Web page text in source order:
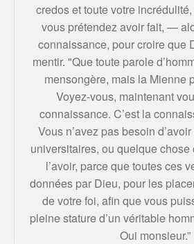
credos et toute votre
vous prétendez avoir fait, —
connaissance, pour croire que
mentir. "Que toute parole
mensongère, mais la Mienne
Voyez-vous, maintenant
connaissance. C’est la
Vous n’avez pas besoin
universitaires, ou quelque
l’avoir, parce que toutes ces
données par Dieu, pour les
de votre foi, afin que vous
pleine stature d’un véritable
Oui monsieur.”